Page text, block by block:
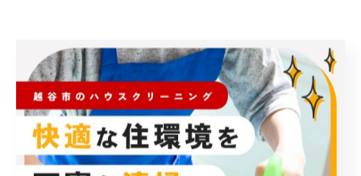
< 前のページ 一覧に戻る 次のページ >